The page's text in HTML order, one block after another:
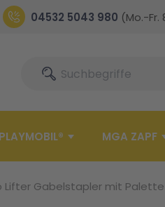
04532 5043 980 (Mo.-Fr.
SucheSuche
PLAYMOBIL® MGA ZAPF
Lifter Gabelstapler mit Palette